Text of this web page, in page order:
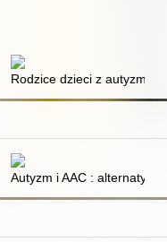
Cz. 1
Rodzice dzieci z autyzmem
zaburzenia odżywiania
Autyzm i AAC :